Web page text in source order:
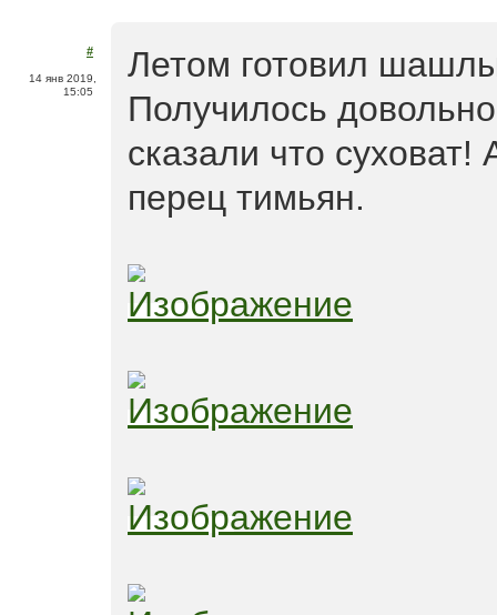
#
14 янв 2019,
15:05
Летом готовил
Получилось
сказали что
перец тимьян.